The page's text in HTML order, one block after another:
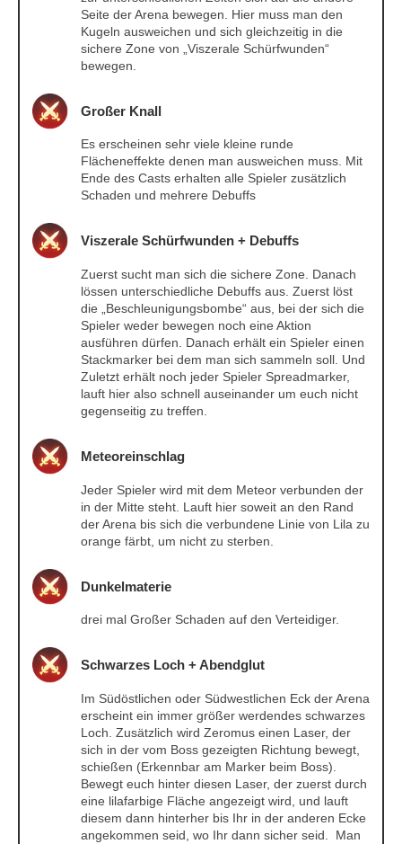
Seite der Arena bewegen. Hier muss man den
Kugeln ausweichen und sich gleichzeitig in die
sichere Zone von „Viszerale Schürfwunden“
bewegen.
Großer Knall
Es erscheinen sehr viele kleine runde
Flächeneffekte denen man ausweichen muss. Mit
Ende des Casts erhalten alle Spieler zusätzlich
Schaden und mehrere Debuffs
Viszerale Schürfwunden + Debuffs
Zuerst sucht man sich die sichere Zone. Danach
lössen unterschiedliche Debuffs aus. Zuerst löst
die „Beschleunigungsbombe“ aus, bei der sich die
Spieler weder bewegen noch eine Aktion
ausführen dürfen. Danach erhält ein Spieler einen
Stackmarker bei dem man sich sammeln soll. Und
Zuletzt erhält noch jeder Spieler Spreadmarker,
lauft hier also schnell auseinander um euch nicht
gegenseitig zu treffen.
Meteoreinschlag
Jeder Spieler wird mit dem Meteor verbunden der
in der Mitte steht. Lauft hier soweit an den Rand
der Arena bis sich die verbundene Linie von Lila zu
orange färbt, um nicht zu sterben.
Dunkelmaterie
drei mal Großer Schaden auf den Verteidiger.
Schwarzes Loch + Abendglut
Im Südöstlichen oder Südwestlichen Eck der Arena
erscheint ein immer größer werdendes schwarzes
Loch. Zusätzlich wird Zeromus einen Laser, der
sich in der vom Boss gezeigten Richtung bewegt,
schießen (Erkennbar am Marker beim Boss).
Bewegt euch hinter diesen Laser, der zuerst durch
eine lilafarbige Fläche angezeigt wird, und lauft
diesem dann hinterher bis Ihr in der anderen Ecke
angekommen seid, wo Ihr dann sicher seid. Man